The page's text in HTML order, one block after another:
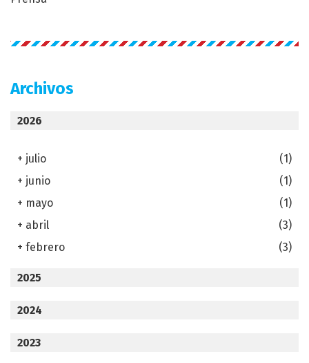
Archivos
2026
+ julio
(1)
+ junio
(1)
+ mayo
(1)
+ abril
(3)
+ febrero (3)
2025
2024
2023